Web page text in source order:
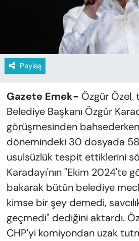
Paylaş
Gazete Emek- Özgür Özel,
Belediye Başkanı Özgür
görüşmesinden
dönemindeki 30 dosyada
usulsüzlük tespit ettiklerini
Karadayı'nın "Ekim 2024'te
bakarak bütün belediye
kimse bir şey demedi,
geçmedi" dediğini aktardı.
CHP'yi komiyondan uzak
KÜLTÜR-SANAT
MAGAZİN
ÖZEL HABER
YAZAR KÖŞESİ
SİYASET
VAN VE DİYARBAKIR